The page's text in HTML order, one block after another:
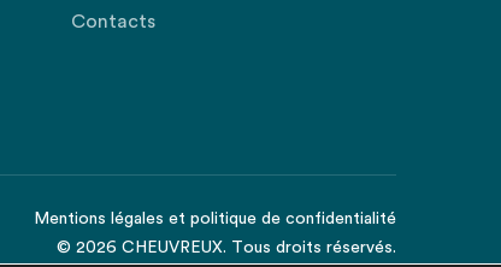
Contacts
Mentions légales et politique de confidentialité
© 2026 CHEUVREUX. Tous droits réservés.